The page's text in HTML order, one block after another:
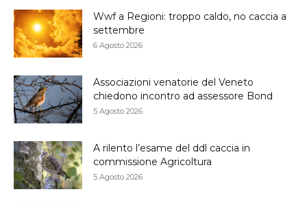
Wwf a Regioni: troppo caldo, no caccia a
settembre
6 Agosto 2026
Associazioni venatorie del Veneto
chiedono incontro ad assessore Bond
5 Agosto 2026
A rilento l’esame del ddl caccia in
commissione Agricoltura
5 Agosto 2026